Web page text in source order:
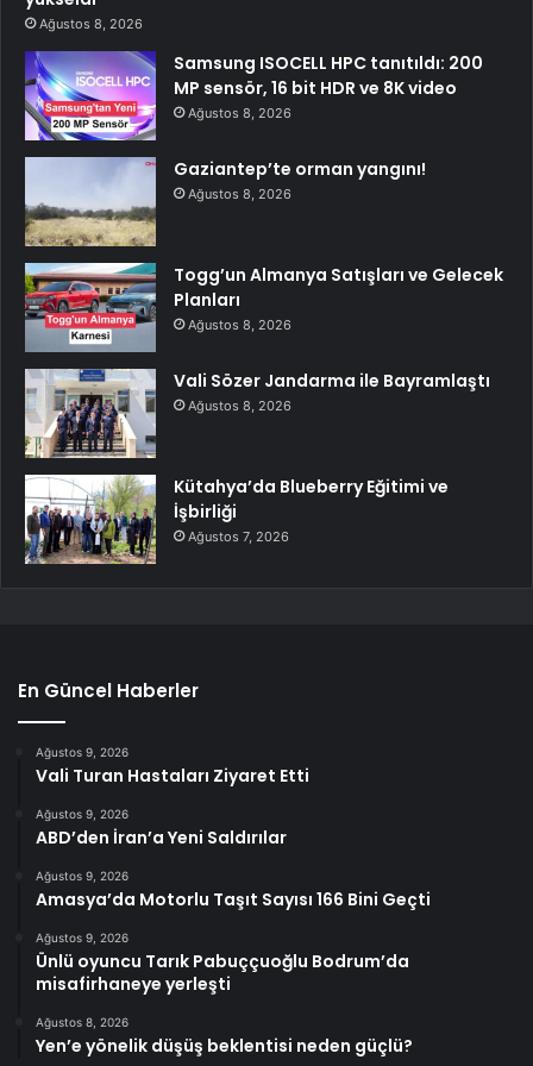
Ağustos 8, 2026
Samsung ISOCELL HPC tanıtıldı: 200
MP sensör, 16 bit HDR ve 8K video
Ağustos 8, 2026
Gaziantep’te orman yangını!
Ağustos 8, 2026
Togg’un Almanya Satışları ve Gelecek
Planları
Ağustos 8, 2026
Vali Sözer Jandarma ile Bayramlaştı
Ağustos 8, 2026
Kütahya’da Blueberry Eğitimi ve
İşbirliği
Ağustos 7, 2026
En Güncel Haberler
Ağustos 9, 2026
Vali Turan Hastaları Ziyaret Etti
Ağustos 9, 2026
ABD’den İran’a Yeni Saldırılar
Ağustos 9, 2026
Amasya’da Motorlu Taşıt Sayısı 166 Bini Geçti
Ağustos 9, 2026
Ünlü oyuncu Tarık Pabuççuoğlu Bodrum’da
misafirhaneye yerleşti
Ağustos 8, 2026
Yen’e yönelik düşüş beklentisi neden güçlü?